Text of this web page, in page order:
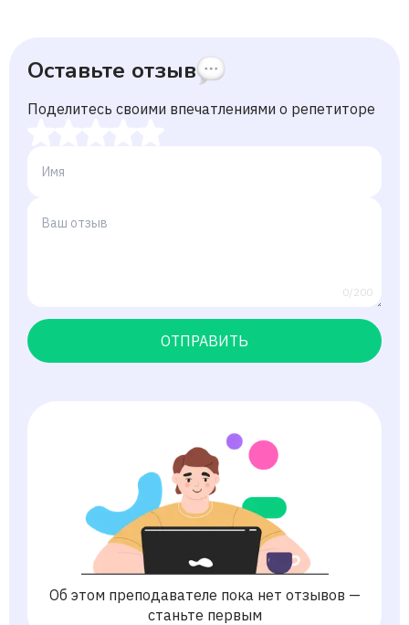
Оставьте отзыв
Поделитесь своими впечатлениями о репетиторе
0/200
ОТПРАВИТЬ
Об этом преподавателе пока нет отзывов —
станьте первым